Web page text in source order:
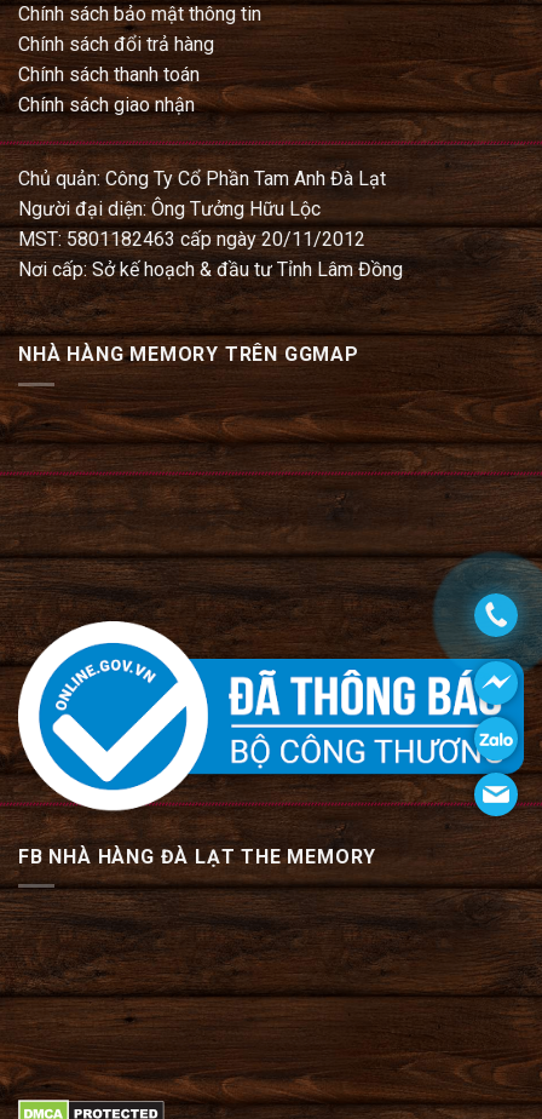
Chính sách bảo mật thông tin
Chính sách đổi trả hàng
Chính sách thanh toán
Chính sách giao nhận
Chủ quản: Công Ty Cổ Phần Tam Anh Đà Lạt
Người đại diện: Ông Tưởng Hữu Lộc
MST: 5801182463 cấp ngày 20/11/2012
Nơi cấp: Sở kế hoạch & đầu tư Tỉnh Lâm Đồng
NHÀ HÀNG MEMORY TRÊN GGMAP
FB NHÀ HÀNG ĐÀ LẠT THE MEMORY